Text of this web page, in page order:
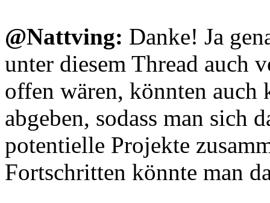
@Nattving: Danke! Ja
unter diesem Thread auch
offen wären, könnten
abgeben, sodass man sich
potentielle Projekte
Fortschritten könnte man